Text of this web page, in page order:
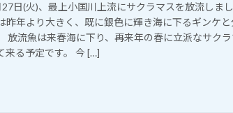
27日(火)、最上小国川上流にサクラマスを放流しま
昨年より大きく、既に銀色に輝き海に下るギンケ
放流魚は来春海に下り、再来年の春に立派なサク
来る予定です。 今 […]